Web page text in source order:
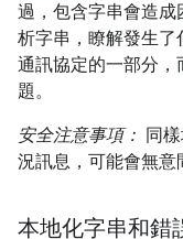
過，包含字串會造成
析字串，瞭解發生
通訊協定的一部分，
題。
安全注意事項： 同
況訊息，可能會無意
本地化字串和錯